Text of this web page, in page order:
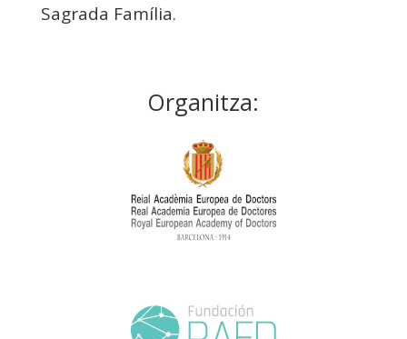
Sagrada Família.
Organitza: